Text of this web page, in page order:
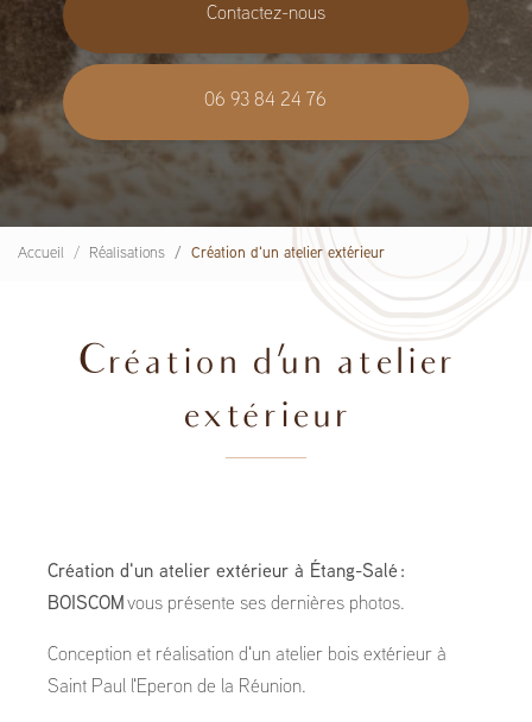
Contactez-nous
06 93 84 24 76
Accueil Réalisations Création d'un atelier extérieur
Création d'un atelier
extérieur
Création d'un atelier extérieur à Étang-Salé :
BOISCOM vous présente ses dernières photos.
Conception et réalisation d'un atelier bois extérieur à
Saint Paul l'Eperon de la Réunion.